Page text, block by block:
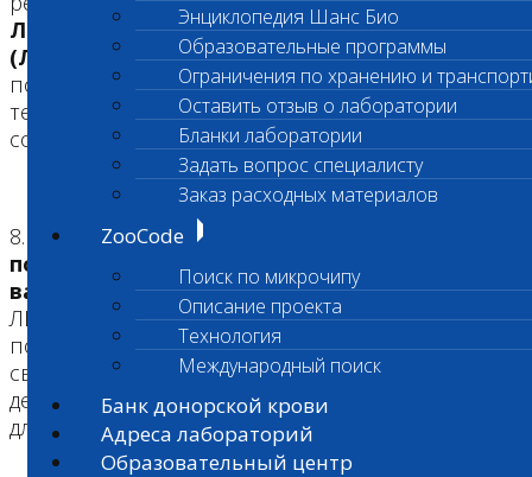
Энциклопедия Шанс Био
Образовательные программы
Ограничения по хранению и
Оставить отзыв о лаборатории
Бланки лаборатории
Задать вопрос специалисту
Заказ расходных материалов
ZooCode
Поиск по микрочипу
Описание проекта
Технология
Международный поиск
Банк донорской крови
Адреса лабораторий
Образовательный центр
Лабораторной информационной системы
(ЛИС) Shans i-Lab. При использовании
полуавтоматических методик применяется
технология двойного ввода результата разными
сотрудниками.
8.
Готовый результат проходит
последовательно несколько этапов
валидации– автоматический (посредством
ЛИС), технический и клинический. На
последнем этапе врачи «Шанс Био» могут
связываться с лечащим врачом для уточнения
деталей анамнеза, клинической картины или
для информирования о критических значениях.